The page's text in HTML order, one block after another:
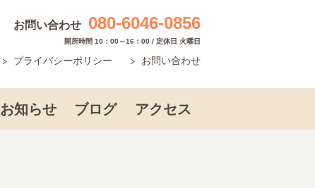
お問い合わせ 080-6046-0856
開所時間 10：00～16：00 / 定休日 火曜日
プライバシーポリシー お問い合わせ
お知らせ ブログ アクセス